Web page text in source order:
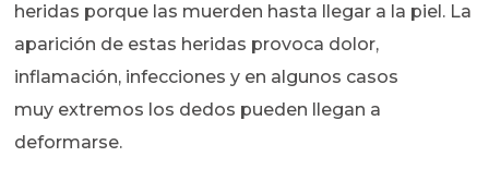
heridas porque las muerden hasta llegar a la piel. La
aparición de estas heridas provoca dolor,
inflamación, infecciones y en algunos casos
muy extremos los dedos pueden llegan a
deformarse.